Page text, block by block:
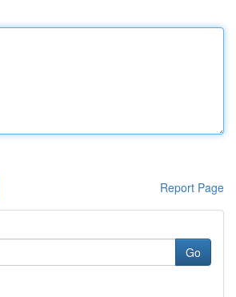
Report Page
Go